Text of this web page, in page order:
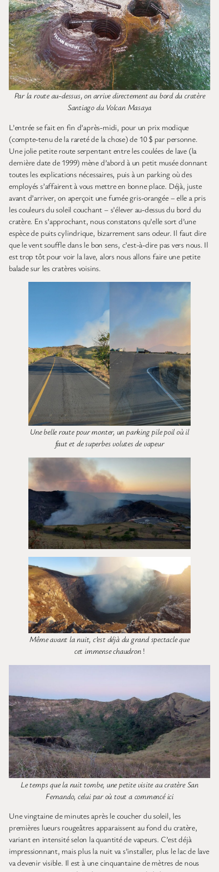
Par la route au-dessus, on arrive directement au bord du cratère
Santiago du Volcan Masaya
L’entrée se fait en fin d’après-midi, pour un prix modique
(compte-tenu de la rareté de la chose) de 10 $ par personne.
Une jolie petite route serpentant entre les coulées de lave (la
dernière date de 1999) mène d’abord à un petit musée donnant
toutes les explications nécessaires, puis à un parking où des
employés s’affairent à vous mettre en bonne place. Déjà, juste
avant d’arriver, on aperçoit une fumée gris-orangée – elle a pris
les couleurs du soleil couchant – s’élever au-dessus du bord du
cratère. En s’approchant, nous constatons qu’elle sort d’une
espèce de puits cylindrique, bizarrement sans odeur. Il faut dire
que le vent souffle dans le bon sens, c’est-à-dire pas vers nous. Il
est trop tôt pour voir la lave, alors nous allons faire une petite
balade sur les cratères voisins.
Une belle route pour monter, un parking pile poil où il
faut et de superbes volutes de vapeur
Même avant la nuit, c’est déjà du grand spectacle que
cet immense chaudron!
Le temps que la nuit tombe, une petite visite au cratère San
Fernando, celui par où tout a commencé ici
Une vingtaine de minutes après le coucher du soleil, les
premières lueurs rougeâtres apparaissent au fond du cratère,
variant en intensité selon la quantité de vapeurs. C’est déjà
impressionnant, mais plus la nuit va s’installer, plus le lac de lave
va devenir visible. Il est à une cinquantaine de mètres de nous